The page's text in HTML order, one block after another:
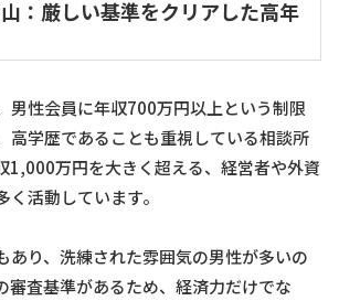
：厳しい基準をクリアした高年
男性会員に年収700万円以上という制限
高学歴であることも重視している相談所
1,000万円を大きく超える、経営者や外資
活動しています。
あり、洗練された雰囲気の男性が多いの
審査基準があるため、経済力だけでな